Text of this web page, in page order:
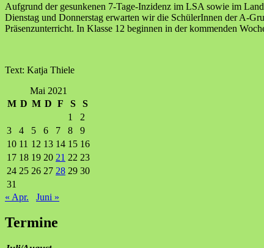
Aufgrund der gesunkenen 7-Tage-Inzidenz im LSA sowie im
Dienstag und Donnerstag erwarten wir die SchülerInnen der A-
Präsenzunterricht. In Klasse 12 beginnen in der kommenden
Text: Katja Thiele
Mai 2021
M D M D F S
S
1
2
3
4 5 6 7 8
9
10 11 12 13 14 15 16
17 18 19 20 21 22 23
24 25 26 27 28 29 30
31
« Apr.
Juni »
Termine